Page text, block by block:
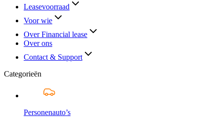
Leasevoorraad
Voor wie
Over Financial lease
Over ons
Contact & Support
Categorieën
Personenauto’s